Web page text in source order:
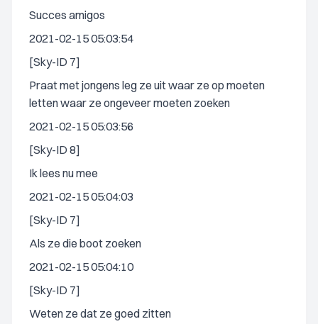
Succes amigos
2021-02-15 05:03:54
[Sky-ID 7]
Praat met jongens leg ze uit waar ze op moeten
letten waar ze ongeveer moeten zoeken
2021-02-15 05:03:56
[Sky-ID 8]
Ik lees nu mee
2021-02-15 05:04:03
[Sky-ID 7]
Als ze die boot zoeken
2021-02-15 05:04:10
[Sky-ID 7]
Weten ze dat ze goed zitten